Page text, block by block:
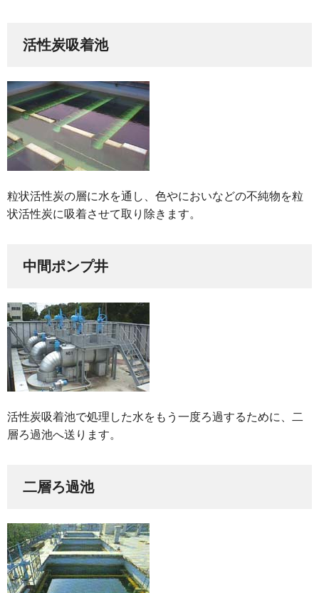
活性炭吸着池
粒状活性炭の層に水を通し、色やにおいなどの不純物を粒
状活性炭に吸着させて取り除きます。
中間ポンプ井
活性炭吸着池で処理した水をもう一度ろ過するために、二
層ろ過池へ送ります。
二層ろ過池